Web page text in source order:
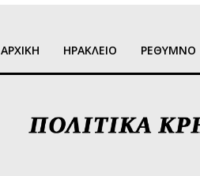
ΑΡΧΙΚΗ ΗΡΑΚΛΕΙΟ ΡΕΘΥΜΝΟ